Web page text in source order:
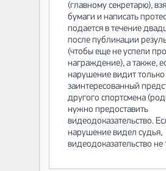
(главному секретарю),
бумаги и написать
подается в течение
после публикации
(чтобы еще не успели
награждение), а также,
нарушение видит только
заинтересованный
другого спортсмена
нужно предоставить
видеодоказательство.
нарушение видел судья,
видеодоказательство не